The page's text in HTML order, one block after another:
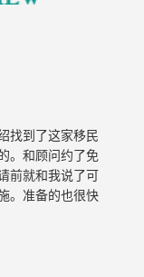
找到了这家移民
。和顾问约了免
前就和我说了可
。准备的也很快
月，签证就顺利